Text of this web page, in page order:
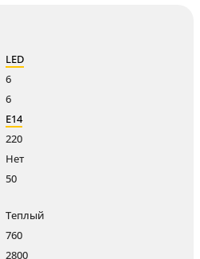
LED
6
6
E14
220
Нет
50
Теплый
760
2800